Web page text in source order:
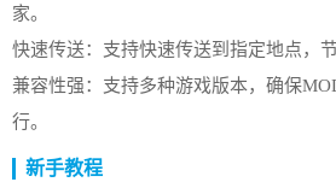
家。
快速传送：支持快速传送到指定地点，
兼容性强：支持多种游戏版本，确保
行。
新手教程